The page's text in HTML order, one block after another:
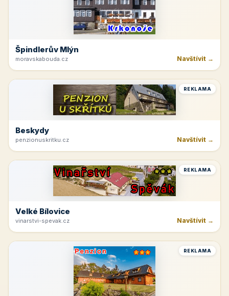
Špindlerův Mlýn
moravskabouda.cz Navštívit →
REKLAMA
Beskydy
penzionuskritku.cz Navštívit →
REKLAMA
Velké Bílovice
vinarstvi-spevak.cz Navštívit →
REKLAMA